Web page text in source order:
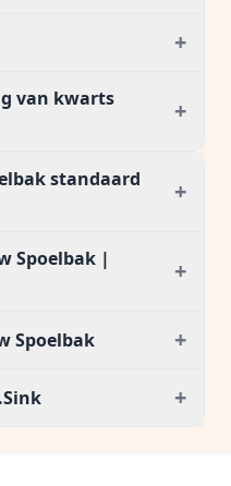
+
van kwarts
+
standaard
+
Spoelbak |
+
Spoelbak +
+